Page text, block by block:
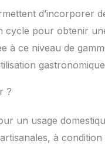
d’incorporer
cycle pour obtenir
à ce niveau de
?
un usage
à